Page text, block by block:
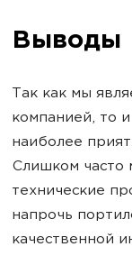
Выводы
Так как мы
компанией, то
наиболее
Слишком часто
технические
напрочь
качественной